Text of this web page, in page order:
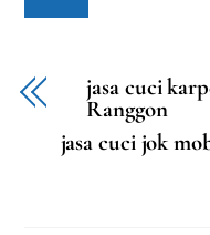
jasa cuci
Ranggon
jasa cuci jok